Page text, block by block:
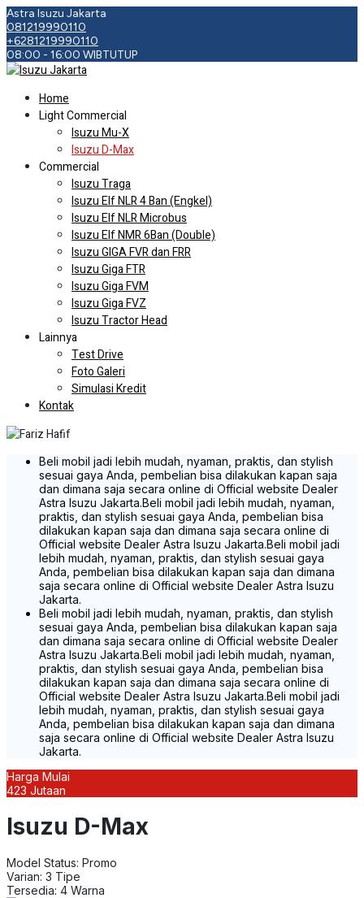
Astra Isuzu Jakarta
081219990110
+6281219990110
08:00 - 16:00 WIBTUTUP
Home
Light Commercial
Isuzu Mu-X
Isuzu D-Max
Commercial
Isuzu Traga
Isuzu Elf NLR 4 Ban (Engkel)
Isuzu Elf NLR Microbus
Isuzu Elf NMR 6Ban (Double)
Isuzu GIGA FVR dan FRR
Isuzu Giga FTR
Isuzu Giga FVM
Isuzu Giga FVZ
Isuzu Tractor Head
Lainnya
Test Drive
Foto Galeri
Simulasi Kredit
Kontak
Beli mobil jadi lebih mudah, nyaman, praktis, dan stylish
sesuai gaya Anda, pembelian bisa dilakukan kapan saja
dan dimana saja secara online di Official website Dealer
Astra Isuzu Jakarta.Beli mobil jadi lebih mudah, nyaman,
praktis, dan stylish sesuai gaya Anda, pembelian bisa
dilakukan kapan saja dan dimana saja secara online di
Official website Dealer Astra Isuzu Jakarta.Beli mobil jadi
lebih mudah, nyaman, praktis, dan stylish sesuai gaya
Anda, pembelian bisa dilakukan kapan saja dan dimana
saja secara online di Official website Dealer Astra Isuzu
Jakarta.
Beli mobil jadi lebih mudah, nyaman, praktis, dan stylish
sesuai gaya Anda, pembelian bisa dilakukan kapan saja
dan dimana saja secara online di Official website Dealer
Astra Isuzu Jakarta.Beli mobil jadi lebih mudah, nyaman,
praktis, dan stylish sesuai gaya Anda, pembelian bisa
dilakukan kapan saja dan dimana saja secara online di
Official website Dealer Astra Isuzu Jakarta.Beli mobil jadi
lebih mudah, nyaman, praktis, dan stylish sesuai gaya
Anda, pembelian bisa dilakukan kapan saja dan dimana
saja secara online di Official website Dealer Astra Isuzu
Jakarta.
Harga Mulai
423 Jutaan
Isuzu D-Max
Model Status: Promo
Varian: 3 Tipe
Tersedia: 4 Warna